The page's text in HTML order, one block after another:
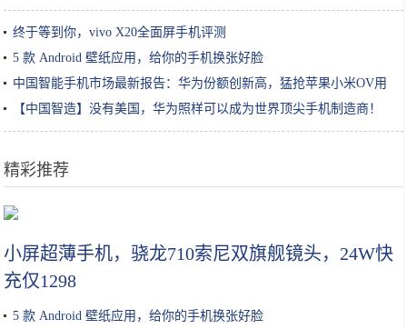
终于等到你，vivo X20全面屏手机评测
5 款 Android 壁纸应用，给你的手机换张好脸
中国智能手机市场最新报告：华为份额创新高，猛抢苹果小米OV用
户
【中国智造】没有美国，华为照样可以成为世界顶尖手机制造商！
精彩推荐
小屏超薄手机，骁龙710索尼双旗舰镜头，24W快
充仅1298
5 款 Android 壁纸应用，给你的手机换张好脸